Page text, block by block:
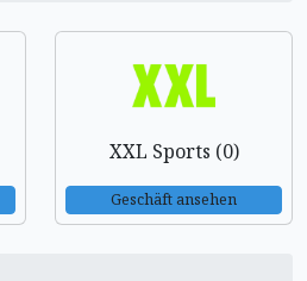
XXL Sports (0)
Geschäft ansehen